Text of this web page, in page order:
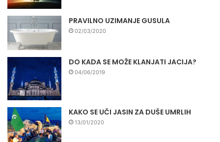
PRAVILNO UZIMANJE GUSULA
02/03/2020
DO KADA SE MOŽE KLANJATI JACIJA?
04/06/2019
KAKO SE UČI JASIN ZA DUŠE UMRLIH
13/01/2020